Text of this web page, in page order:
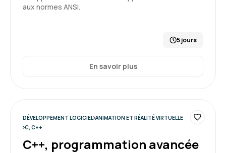
aux normes ANSI.
5 jours
En savoir plus
DÉVELOPPEMENT LOGICIEL ANIMATION ET RÉALITÉ VIRTUELLE
C, C++
C++, programmation avancée